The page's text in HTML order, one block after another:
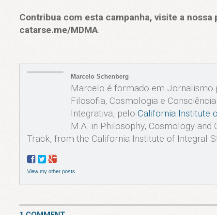
Contribua com esta campanha, visite a nossa
catarse.me/MDMA.
Marcelo Schenberg
Marcelo é formado em Jornalismo
Filosofia, Cosmologia e
Integrativa, pelo California Institute
M.A. in Philosophy, Cosmology
Track, from the California Institute of Integral
View my other posts